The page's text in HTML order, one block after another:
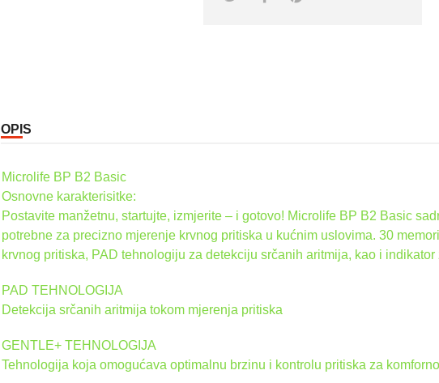
OPIS
Microlife BP B2 Basic
Osnovne karakterisitke:
Postavite manžetnu, startujte, izmjerite – i gotovo! Microlife BP B2 Basic
potrebne za precizno mjerenje krvnog pritiska u kućnim uslovima. 30
krvnog pritiska, PAD tehnologiju za detekciju srčanih aritmija, kao i
PAD TEHNOLOGIJA
Detekcija srčanih aritmija tokom mjerenja pritiska
GENTLE+ TEHNOLOGIJA
Tehnologija koja omogućava optimalnu brzinu i kontrolu pritiska za